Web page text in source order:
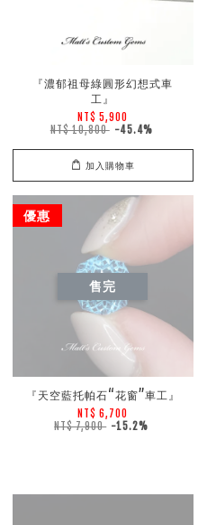
『濃郁祖母綠圓形幻想式車
工』
NT$ 5,900
NT$ 10,800 -45.4%
加入購物車
優惠
售完
『天空藍托帕石“花窗”車工』
NT$ 6,700
NT$ 7,900 -15.2%